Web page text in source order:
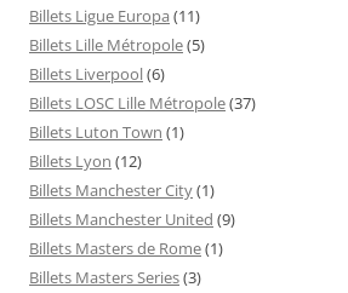
Billets Ligue Europa (11)
Billets Lille Métropole(5)
Billets Liverpool(6)
Billets LOSC Lille Métropole(37)
Billets Luton Town (1)
Billets Lyon (12)
Billets Manchester City(1)
Billets Manchester United (9)
Billets Masters de Rome(1)
Billets Masters Series(3)